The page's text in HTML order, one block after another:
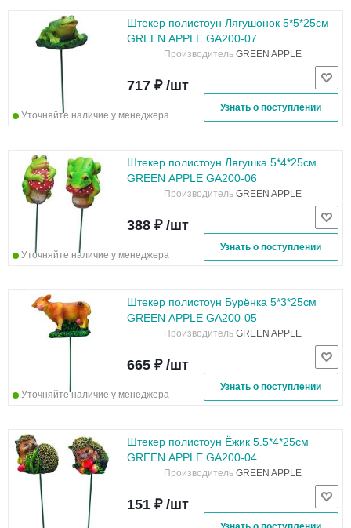
Штекер полистоун Лягушонок 5*5*25см
GREEN APPLE GA200-07
Производитель GREEN APPLE
Уточняйте наличие у менеджера
717 ₽ /шт
Узнать о поступлении
Штекер полистоун Лягушка 5*4*25см
GREEN APPLE GA200-06
Производитель GREEN APPLE
Уточняйте наличие у менеджера
388 ₽ /шт
Узнать о поступлении
Штекер полистоун Бурёнка 5*3*25см
GREEN APPLE GA200-05
Производитель GREEN APPLE
Уточняйте наличие у менеджера
665 ₽ /шт
Узнать о поступлении
Штекер полистоун Ёжик 5.5*4*25см
GREEN APPLE GA200-04
Производитель GREEN APPLE
151 ₽ /шт